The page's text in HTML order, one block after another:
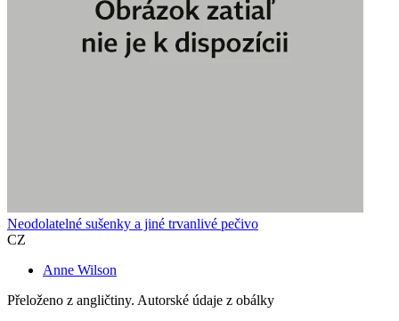
Neodolatelné sušenky a jiné trvanlivé pečivo
CZ
Anne Wilson
Přeloženo z angličtiny. Autorské údaje z obálky